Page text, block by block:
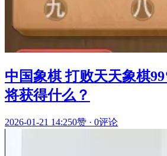
中国象棋 打败天天象棋
将获得什么？
2026-01-21 14:250赞 · 0评论